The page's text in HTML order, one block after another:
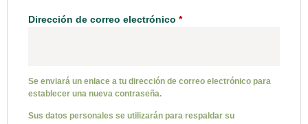
Dirección de correo electrónico *
Se enviará un enlace a tu dirección de correo electrónico para
establecer una nueva contraseña.
Sus datos personales se utilizarán para respaldar su